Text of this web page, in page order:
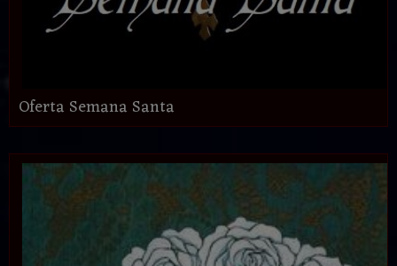
Oferta Semana Santa